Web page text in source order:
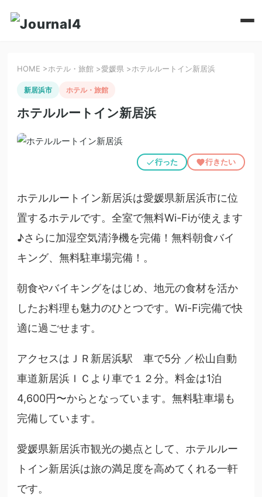
HOME >ホテル・旅館 >愛媛県 >ホテルルートイン新居浜
新居浜市 ホテル・旅館
ホテルルートイン新居浜
行った 行きたい
ホテルルートイン新居浜は愛媛県新居浜市に位
置するホテルです。全室で無料Wi-Fiが使えます
♪さらに加湿空気清浄機を完備！無料朝食バイ
キング、無料駐車場完備！。
朝食やバイキングをはじめ、地元の食材を活か
したお料理も魅力のひとつです。Wi-Fi完備で快
適に過ごせます。
アクセスはＪＲ新居浜駅 車で5分 ／松山自動
車道新居浜ＩＣより車で１２分。料金は1泊
4,600円〜からとなっています。無料駐車場も
完備しています。
愛媛県新居浜市観光の拠点として、ホテルルー
トイン新居浜は旅の満足度を高めてくれる一軒
です。